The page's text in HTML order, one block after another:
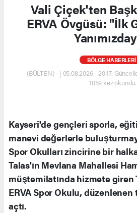
Vali Çiçek'ten
ERVA Övgüsü: "İlk
BÖLGE HABERLERİ
(BÜLTEN) - | 05.08.2026 - 20:17,
1059 kez okundu.
Kayseri'de gençleri sporla,
manevi değerlerle
Spor Okulları zincirine bir
Talas'ın Mevlana Mahallesi
müştemilatında hizmete giren
ERVA Spor Okulu, düzenlenen
açtı.